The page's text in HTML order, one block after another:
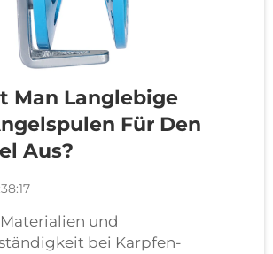
Man Langlebige
Für Den
Aus?
und
bei Karpfen-